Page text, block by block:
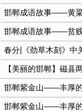
邯郸成语故事——黄
邯郸成语故事——贫
春分|《劲草木刻》中
【美丽的邯郸】磁县
邯郸紫金山——丰厚的
邯郸紫金山——丰厚的